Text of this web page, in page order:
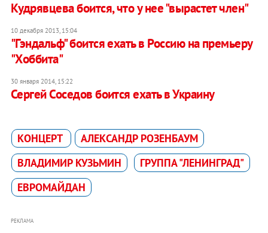
Кудрявцева боится, что у нее "вырастет член"
10 декабря 2013, 15:04
"Гэндальф" боится ехать в Россию на премьеру
"Хоббита"
30 января 2014, 15:22
Сергей Соседов боится ехать в Украину
КОНЦЕРТ
АЛЕКСАНДР РОЗЕНБАУМ
ВЛАДИМИР КУЗЬМИН
ГРУППА "ЛЕНИНГРАД"
ЕВРОМАЙДАН
РЕКЛАМА